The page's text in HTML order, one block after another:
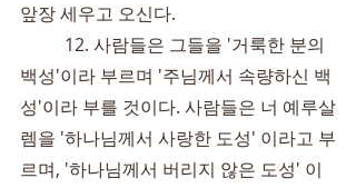
앞장 세우고 오신다.
백성'이라 부르며 '주님께서 속량하신 백
성'이라 부를 것이다. 사람들은 너 예루살
렘을 '하나님께서 사랑한 도성' 이라고 부
르며, '하나님께서 버리지 않은 도성' 이